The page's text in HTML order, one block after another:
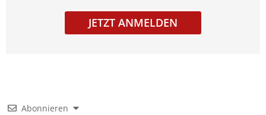
JETZT ANMELDEN
Abonnieren